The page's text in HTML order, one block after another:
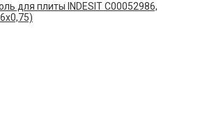
для плиты INDESIT C00052986,